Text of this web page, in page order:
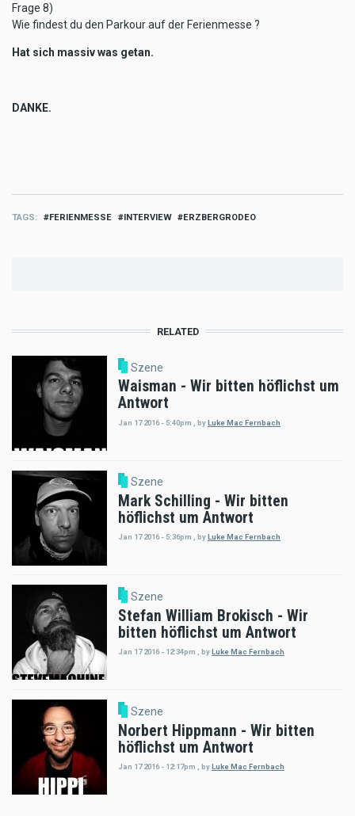
Frage 8)
Wie findest du den Parkour auf der Ferienmesse ?
Hat sich massiv was getan.
DANKE.
TAGS FERIENMESSE INTERVIEW ERZBERGRODEO
RELATED
Szene
Waisman - Wir bitten höflichst um
Antwort
Jan 17 2016 - 5:40pm byLuke Mac Fernbach
Szene
Mark Schilling - Wir bitten
höflichst um Antwort
Jan 17 2016 - 5:36pm , by Luke Mac Fernbach
Szene
Stefan William Brokisch - Wir
bitten höflichst um Antwort
Jan 17 2016 - 12:34pm byLuke Mac Fernbach
Szene
Norbert Hippmann - Wir bitten
höflichst um Antwort
Jan 17 2016 - 12:17pm byLuke Mac Fernbach